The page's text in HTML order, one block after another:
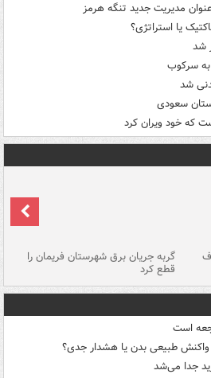
مدیریت جدید تنگه هرمز
یا استراتژی؟
شد
به سرکوب
شد
سعودی
که خود ویران کرد
گربه جریان برق شهرستان فریمان را
قطع کرد
است
طبیعی بدن یا هشدار جدی؟
جدا می‌شد